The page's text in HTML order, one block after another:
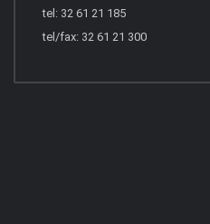
tel: 32 61 21 185
tel/fax: 32 61 21 300